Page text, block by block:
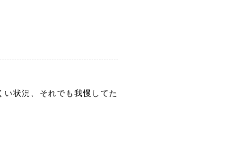
状況、それでも我慢してた